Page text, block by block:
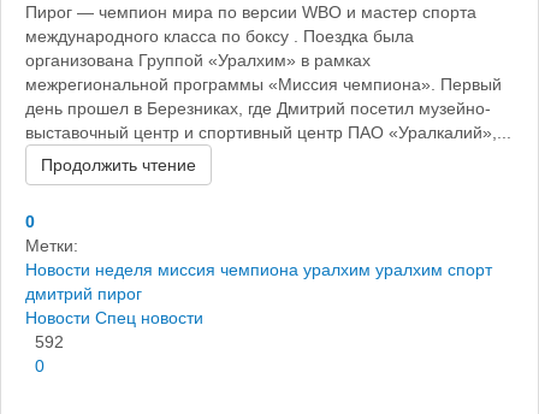
Пирог — чемпион мира по версии WBO и мастер спорта
международного класса по боксу . Поездка была
организована Группой «Уралхим» в рамках
межрегиональной программы «Миссия чемпиона». Первый
день прошел в Березниках, где Дмитрий посетил музейно-
выставочный центр и спортивный центр ПАО «Уралкалий»,...
Продолжить чтение
0
Метки:
Новости неделя миссия чемпиона уралхим уралхим спорт
дмитрий пирог
Новости Спец новости
592
0